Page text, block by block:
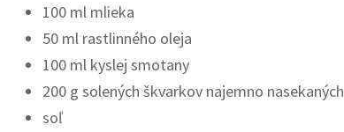
100 ml mlieka
50 ml rastlinného oleja
100 ml kyslej smotany
200 g solených škvarkov najemno nasekaných
soľ